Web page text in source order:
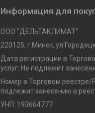
Информация для
ООО "ДЕЛЬТАКЛИМАТ"
220125, г.Минск,
Дата регистрации в
услуг: Не подлежит
Номер в Торговом реестре/
подлежит занесению в
УНП: 193664777